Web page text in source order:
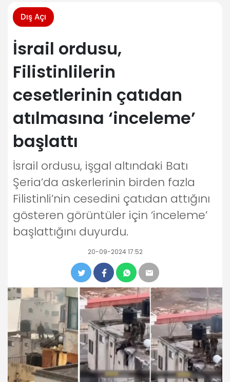
Dış Açı
İsrail ordusu,
Filistinlilerin
cesetlerinin çatıdan
atılmasına ‘inceleme’
başlattı
İsrail ordusu, işgal altındaki Batı
Şeria’da askerlerinin birden fazla
Filistinli’nin cesedini çatıdan attığını
gösteren görüntüler için ‘inceleme’
başlattığını duyurdu.
20-09-2024 17:52